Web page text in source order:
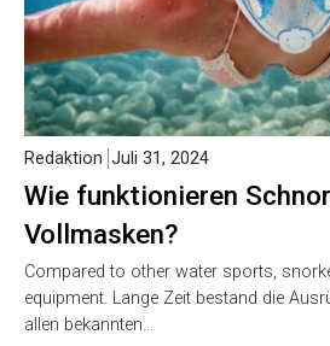
Wie funktionieren
Vollmasken?
Redaktion Juli 31, 2024
Compared to other water sports,
equipment. Lange Zeit bestand die
allen bekannten…